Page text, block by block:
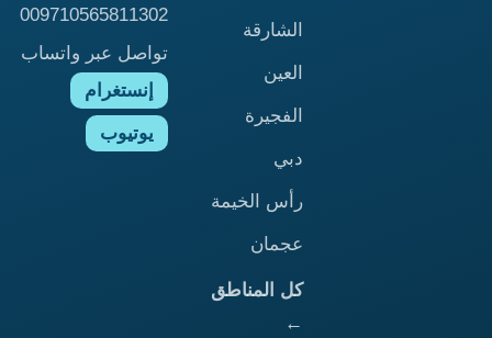
الشارقة
العين
الفجيرة
دبي
رأس الخيمة
عجمان
كل المناطق
←
009710565811302
تواصل عبر واتساب
إنستغرام
يوتيوب